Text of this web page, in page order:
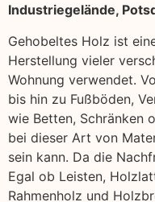
Industriegelände,
Gehobeltes Holz ist
Herstellung vieler
Wohnung verwendet.
bis hin zu Fußböden,
wie Betten, Schränken
bei dieser Art von
sein kann. Da die
Egal ob Leisten,
Rahmenholz und